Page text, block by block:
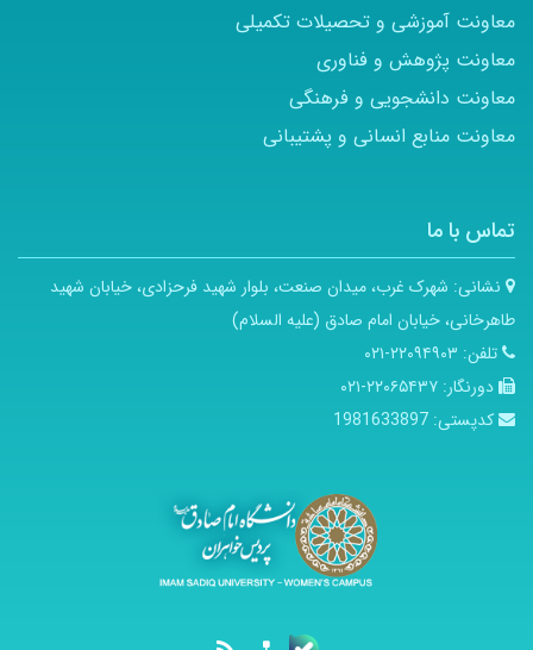
معاونت آموزشی و تحصیلات تکمیلی
معاونت پژوهش و فناوری
معاونت دانشجویی و فرهنگی
معاونت منابع انسانی و پشتیبانی
تماس با ما
نشانی: شهرک غرب، میدان صنعت، بلوار شهید فرحزادی، خیابان شهید
طاهرخانی، خیابان امام صادق (علیه السلام)
تلفن: ۲۲۰۹۴۹۰۳-۰۲۱
دورنگار: ۲۲۰۶۵۴۳۷-۰۲۱
کدپستی: 1981633897